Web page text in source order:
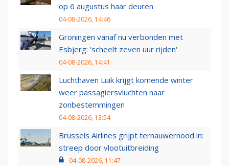
op 6 augustus haar deuren
04-08-2026, 14:46
Groningen vanaf nu verbonden met
Esbjerg: 'scheelt zeven uur rijden'
04-08-2026, 14:41
Luchthaven Luik krijgt komende winter
weer passagiersvluchten naar
zonbestemmingen
04-08-2026, 13:54
Brussels Airlines grijpt ternauwernood in:
streep door vlootuitbreiding
04-08-2026, 11:47